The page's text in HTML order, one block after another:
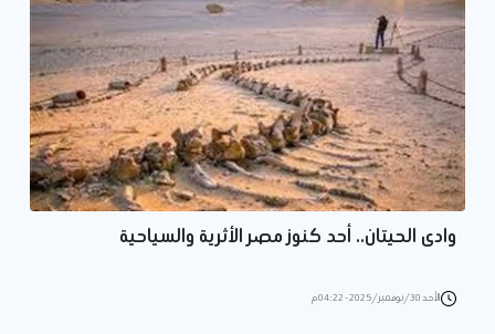
وادى الحيتان.. أحد كنوز مصر الأثرية والسياحية
الأحد 30/نوفمبر/2025 - 04:22 م